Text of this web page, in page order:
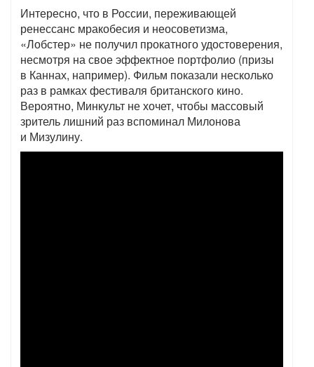
Интересно, что в России, переживающей
ренессанс мракобесия и неосоветизма,
«Лобстер» не получил прокатного удостоверения,
несмотря на свое эффектное портфолио (призы
в Каннах, например). Фильм показали несколько
раз в рамках фестиваля британского кино.
Вероятно, Минкульт не хочет, чтобы массовый
зритель лишний раз вспоминал Милонова
и Мизулину.